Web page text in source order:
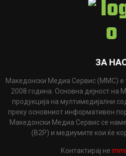
ЗА
Македонски Медиа Сервис (ММС) е
2008 година. Основна дејност на
продукција на мултимедијални
преку основниот информативен
Македонски Медиа Сервис се
(B2P) и медиумите кои ќе
Контактирај не